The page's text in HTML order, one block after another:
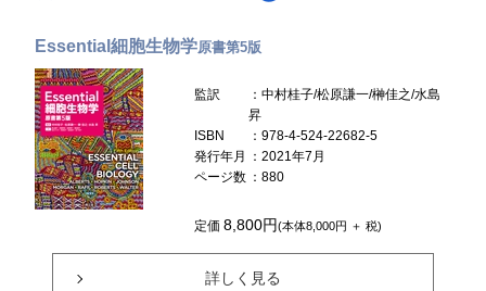
Essential細胞生物学原書第5版
監訳
：中村桂子/松原謙一/榊佳之/水島
昇
ISBN
：978-4-524-22682-5
発行年月
：2021年7月
ページ数 ：880
定価8,800円(本体8,000円 ＋ 税)
詳しく見る